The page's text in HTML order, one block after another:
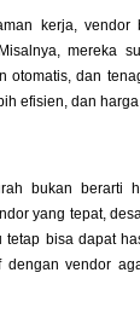
kerja, vendor
mereka
otomatis, dan
efisien, dan
bukan berarti
yang tepat,
tetap bisa dapat
dengan vendor